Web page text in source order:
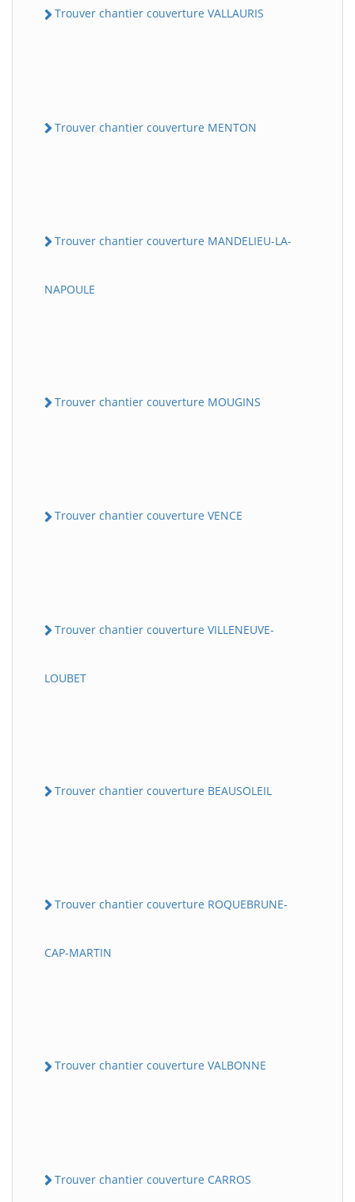
Trouver chantier couverture VALLAURIS
Trouver chantier couverture MENTON
Trouver chantier couverture MANDELIEU-LA-
NAPOULE
Trouver chantier couverture MOUGINS
Trouver chantier couverture VENCE
Trouver chantier couverture VILLENEUVE-
LOUBET
Trouver chantier couverture BEAUSOLEIL
Trouver chantier couverture ROQUEBRUNE-
CAP-MARTIN
Trouver chantier couverture VALBONNE
Trouver chantier couverture CARROS